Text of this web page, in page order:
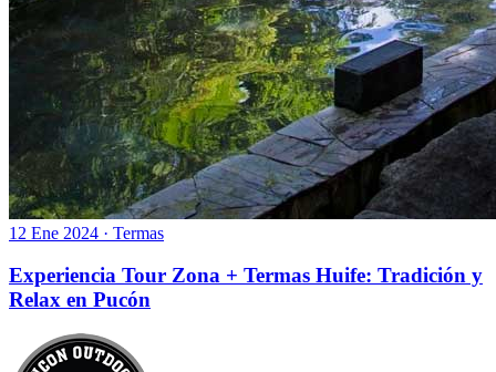
12 Ene 2024 · Termas
Experiencia Tour Zona + Termas Huife: Tradición y
Relax en Pucón